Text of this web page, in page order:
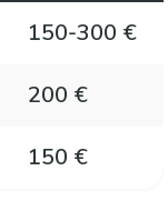
150-300 €
200 €
150 €